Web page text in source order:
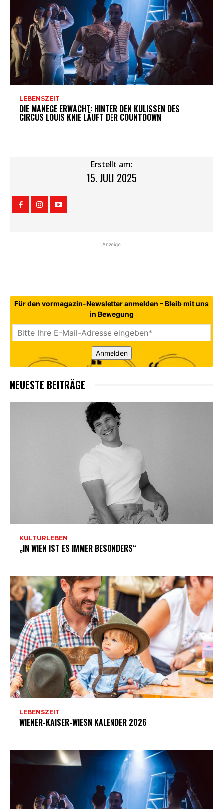
LEBENSZEIT
DIE MANEGE ERWACHT: HINTER DEN KULISSEN DES
CIRCUS LOUIS KNIE LÄUFT DER COUNTDOWN
Erstellt am:
15. JULI 2025
Anzeige
Für den vormagazin-Newsletter anmelden – Bleib mit uns
in Bewegung
Anmelden
NEUESTE BEITRÄGE
KULTURLEBEN
„IN WIEN IST ES IMMER BESONDERS“
LEBENSZEIT
WIENER-KAISER-WIESN KALENDER 2026